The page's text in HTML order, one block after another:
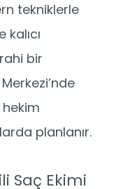
tekniklerle
bir
planlanır.
Saç Ekimi